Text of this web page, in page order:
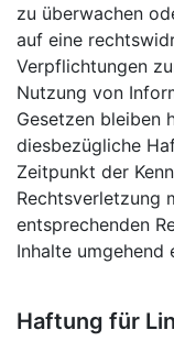
zu überwachen
auf eine
Verpflichtungen
Nutzung von
Gesetzen bleiben
diesbezügliche
Zeitpunkt der
Rechtsverletzung
entsprechenden
Inhalte umgehend
Haftung für